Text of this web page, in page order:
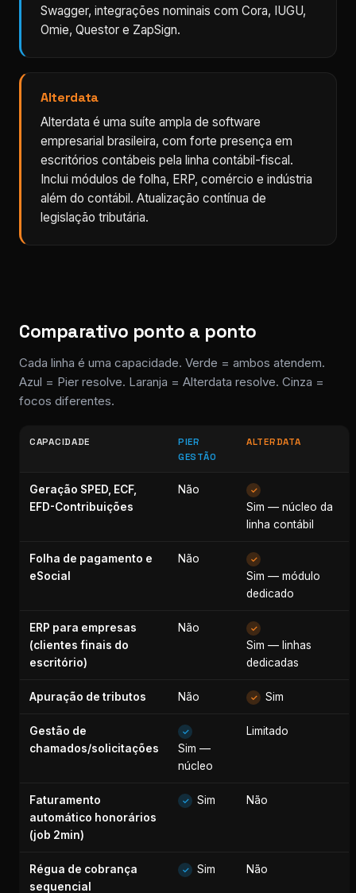
Swagger, integrações nominais com Cora, IUGU,
Omie, Questor e ZapSign.
Alterdata
Alterdata é uma suíte ampla de software
empresarial brasileira, com forte presença em
escritórios contábeis pela linha contábil-fiscal.
Inclui módulos de folha, ERP, comércio e indústria
além do contábil. Atualização contínua de
legislação tributária.
Comparativo ponto a ponto
Cada linha é uma capacidade. Verde = ambos atendem.
Azul = Pier resolve. Laranja = Alterdata resolve. Cinza =
focos diferentes.
CAPACIDADE
PIER
GESTÃO
ALTERDATA
Geração SPED, ECF,
EFD-Contribuições
Não ✓
Sim — núcleo da
linha contábil
Folha de pagamento e
eSocial
Não ✓
Sim — módulo
dedicado
ERP para empresas
(clientes finais do
escritório)
Não ✓
Sim — linhas
dedicadas
Apuração de tributos Não ✓ Sim
Gestão de
chamados/solicitações
✓
Sim —
núcleo
Limitado
Faturamento
automático honorários
(job 2min)
✓ Sim Não
Régua de cobrança
sequencial
✓ Sim Não